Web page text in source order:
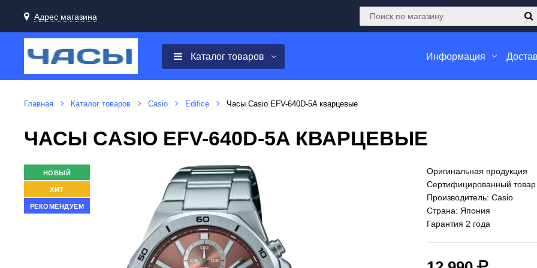
Адрес магазина
Каталог товаров Информация
Главная Каталог товаров Casio Edifice Часы Casio EFV-640D-5A кварцевые
ЧАСЫ CASIO EFV-640D-5A КВАРЦЕВЫЕ
НОВЫЙ
ХИТ
РЕКОМЕНДУЕМ
Оригинальная продукция
Сертифицированный
Производитель: Casio
Страна: Япония
Гарантия 2 года